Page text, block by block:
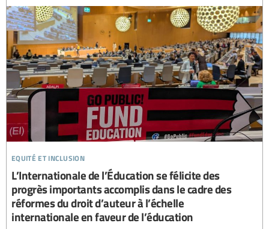
equité et inclusion
L’Internationale de l’Éducation se félicite des
progrès importants accomplis dans le cadre des
réformes du droit d’auteur à l’échelle
internationale en faveur de l’éducation